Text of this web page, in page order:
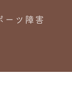
ーツ障害